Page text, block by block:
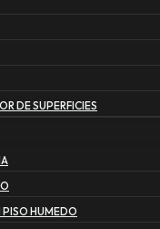
DE SUPERFICIES
PISO HUMEDO